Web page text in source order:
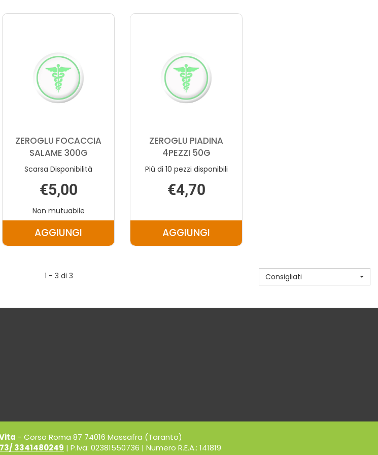
ZEROGLU FOCACCIA
SALAME 300G
Scarsa Disponibilità
€5,00
Non mutuabile
AGGIUNGIAGGIUNGI ZEROGLU
300G AL
ZEROGLU PIADINA
4PEZZI 50G
Più di 10 pezzi disponibili
€4,70
AGGIUNGIAGGIUNGI ZEROGLU
1 - 3 di 3 Consigliati
- Corso Roma 87 74016 Massafra (Taranto)
3341480249 | P.Iva: 02381550736 | Numero R.E.A.: 141819